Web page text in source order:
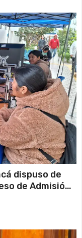
dispuso de
de Admisión